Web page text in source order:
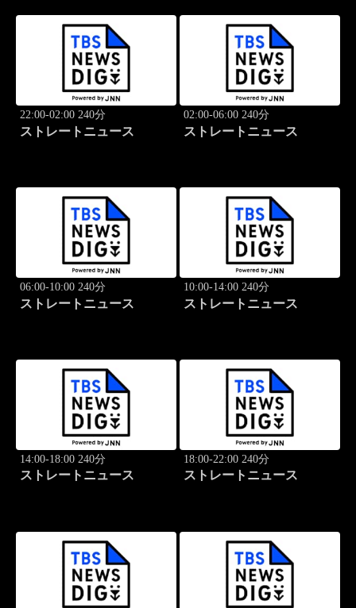
22:00-02:00 240分
ストレートニュース
02:00-06:00 240分
ストレートニュース
06:00-10:00 240分
ストレートニュース
10:00-14:00 240分
ストレートニュース
14:00-18:00 240分
ストレートニュース
18:00-22:00 240分
ストレートニュース